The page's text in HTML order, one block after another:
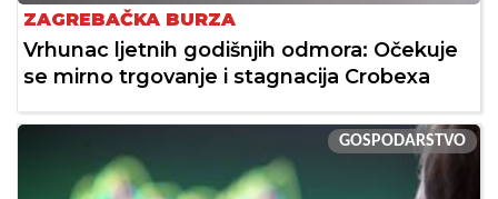
ZAGREBAČKA BURZA
Vrhunac ljetnih godišnjih odmora: Očekuje
se mirno trgovanje i stagnacija Crobexa
GOSPODARSTVO